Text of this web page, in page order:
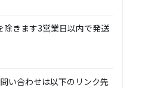
除きます3営業日以内で発送
い合わせは以下のリンク先